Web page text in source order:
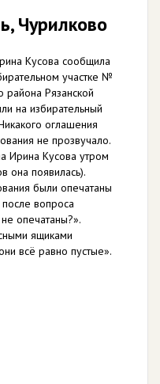
Чурилково
Кусова сообщила
участке №
района Рязанской
на избирательный
оглашения
не прозвучало.
Ирина Кусова утром
она появилась).
были опечатаны
после вопроса
опечатаны?».
ящиками
всё равно пустые».